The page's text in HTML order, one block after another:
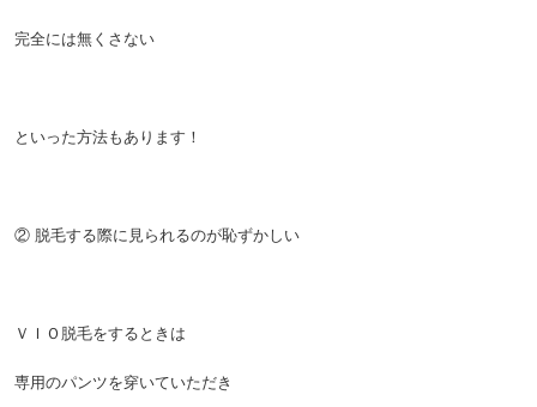
完全には無くさない
といった方法もあります！
② 脱毛する際に見られるのが恥ずかしい
ＶＩＯ脱毛をするときは
専用のパンツを穿いていただき